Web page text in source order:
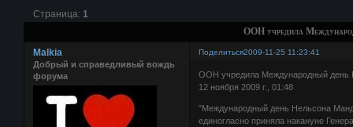
ООН учредила
Страница: 1
Поделиться2009-11-25 11:23:41
Malkia
Добрый и справедливый вождь
форума
ООН учредила Международный день
12 ноября 2009 г., 01:48
"Международный день Нельсона
единогласно приняла накануне